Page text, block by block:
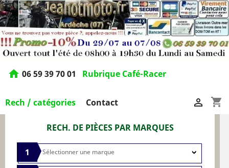
home 06 59 39 70 01 Rubrique Café-Racer
Rech / catégories Contact shopping_cart

RECH. DE PIÈCES PAR MARQUES
1